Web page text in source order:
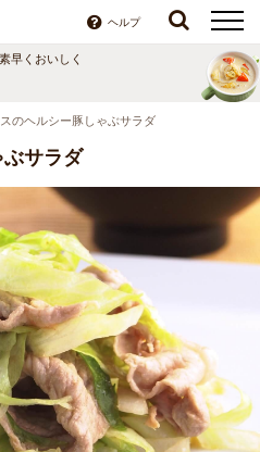
ヘルプ
早くおいしく
のヘルシー豚しゃぶサラダ
サラダ